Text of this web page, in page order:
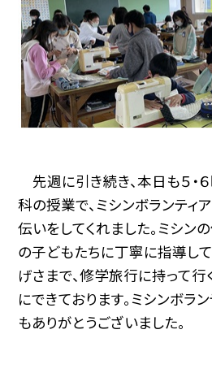
先週に引き続き、本日も５・
科の授業で、ミシンボランテ
伝いをしてくれました。ミシン
の子どもたちに丁寧に指導し
げさまで、修学旅行に持って行
にできております。ミシンボラ
もありがとうございました。